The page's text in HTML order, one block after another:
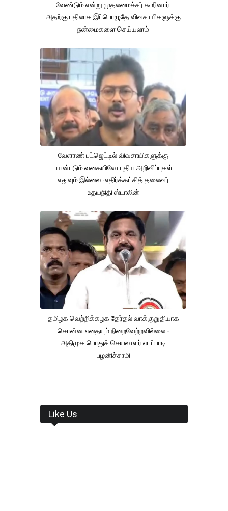
வேண்டும் என்று முதலமைச்சர் கூறினார்.
அதற்கு பதிலாக இப்பொழுதே விவசாயிகளுக்கு
நன்மைகளை செய்யலாம்
வேளாண் பட்ஜெட்டில் விவசாயிகளுக்கு
பயன்படும் வகையிலோ புதிய அறிவிப்புகள்
எதுவும் இல்லை -எதிர்க்கட்சித் தலைவர்
உதயநிதி ஸ்டாலின்
தமிழக வெற்றிக்கழக தேர்தல் வாக்குறுதியாக
சொன்ன எதையும் நிறைவேற்றவில்லை.-
அதிமுக பொதுச் செயலாளர் எடப்பாடி
பழனிச்சாமி
Like Us